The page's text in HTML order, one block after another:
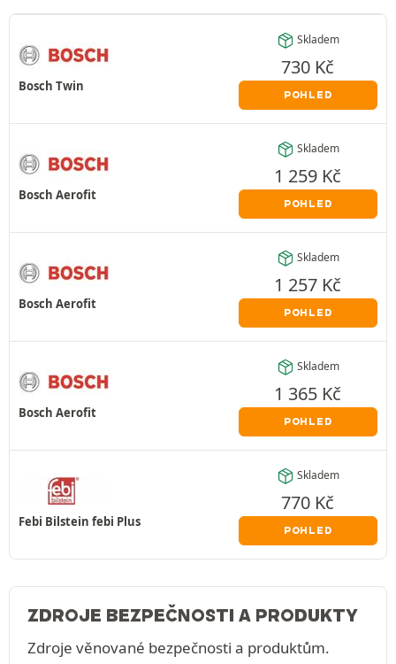
Bosch Twin
Skladem
730 Kč
POHLED
Bosch Aerofit
Skladem
1 259 Kč
POHLED
Bosch Aerofit
Skladem
1 257 Kč
POHLED
Bosch Aerofit
Skladem
1 365 Kč
POHLED
Febi Bilstein febi Plus
Skladem
770 Kč
POHLED
ZDROJE BEZPEČNOSTI A PRODUKTY
Zdroje věnované bezpečnosti a produktům.